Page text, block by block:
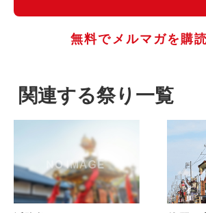
無料でメルマガを購
関連する祭り一覧